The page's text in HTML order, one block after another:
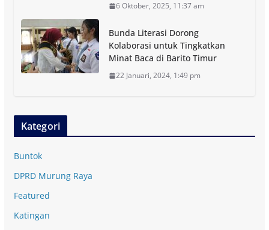
6 Oktober, 2025, 11:37 am
Bunda Literasi Dorong
Kolaborasi untuk Tingkatkan
Minat Baca di Barito Timur
22 Januari, 2024, 1:49 pm
Kategori
Buntok
DPRD Murung Raya
Featured
Katingan